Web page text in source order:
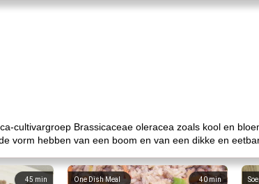
cultivargroep Brassicaceae oleracea zoals kool en
vorm hebben van een boom en van een dikke en
45 min 40min
One Dish Meal